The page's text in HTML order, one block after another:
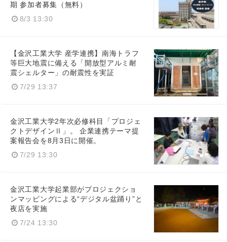
期 参加者募集（無料）
8/3 13:30
【金沢工業大学 産学連携】南海トラフ
等巨大地震に備える「開放型アルミ耐
震シェルター」の耐震性を実証
7/29 13:37
金沢工業大学2年次必修科目「プロジェ
クトデザインⅡ」。 企業連携テーマ提
案報告会を8月3日に開催。
7/29 13:30
金沢工業大学起業部がプロジェクショ
ンマッピングによる“デジタル盆踊り”と
夜店を実施
7/24 13:30